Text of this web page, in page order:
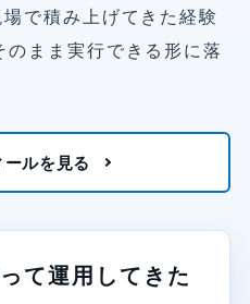
場で積み上げてきた経験
のまま実行できる形に落
ルを見る
て運用してきた